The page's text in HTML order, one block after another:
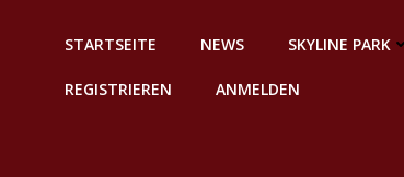
STARTSEITE NEWS SKYLINE PARK
REGISTRIEREN ANMELDEN